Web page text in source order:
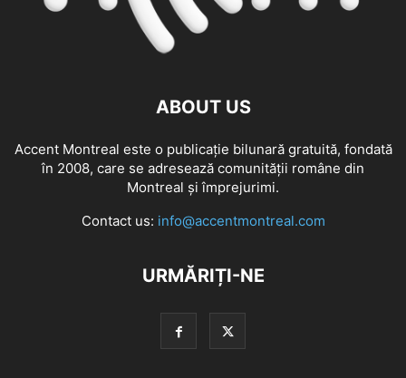
ABOUT US
Accent Montreal este o publicație bilunară gratuită, fondată
în 2008, care se adresează comunităţii române din
Montreal şi împrejurimi.
Contact us: info@accentmontreal.com
URMĂRIȚI-NE